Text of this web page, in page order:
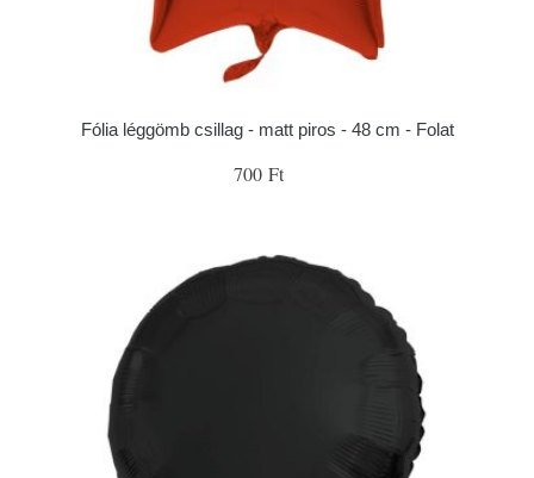
Fólia léggömb csillag - matt piros - 48 cm - Folat
700 Ft